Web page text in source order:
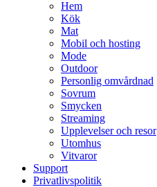
Hem
Kök
Mat
Mobil och hosting
Mode
Outdoor
Personlig omvårdnad
Sovrum
Smycken
Streaming
Upplevelser och resor
Utomhus
Vitvaror
Support
Privatlivspolitik